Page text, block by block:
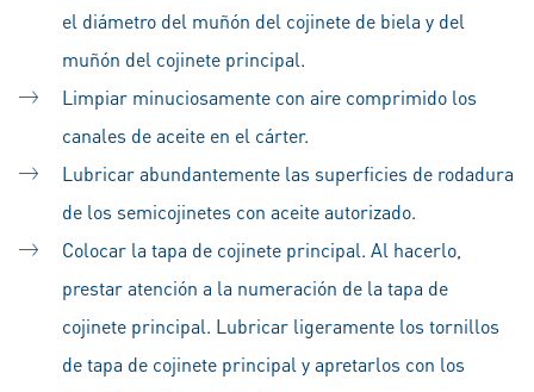
el diámetro del muñón del cojinete de biela y del
muñón del cojinete principal.
Limpiar minuciosamente con aire comprimido los
canales de aceite en el cárter.
Lubricar abundantemente las superficies de rodadura
de los semicojinetes con aceite autorizado.
Colocar la tapa de cojinete principal. Al hacerlo,
prestar atención a la numeración de la tapa de
cojinete principal. Lubricar ligeramente los tornillos
de tapa de cojinete principal y apretarlos con los